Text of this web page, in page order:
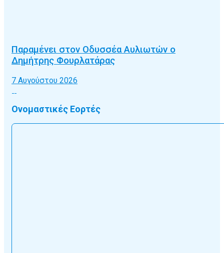
Παραμένει στον Οδυσσέα Αυλιωτών ο
Δημήτρης Φουρλατάρας
7 Αυγούστου 2026
Ονομαστικές Εορτές